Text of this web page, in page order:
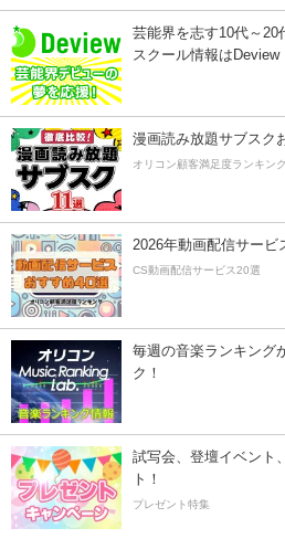
芸能界を志す10代～20
スクール情報はDeview
漫画読み放題サブスク
オリコン顧客満足度ランキン
2026年動画配信サービ
CS動画配信サービス20選
毎週の音楽ランキング
ク！
試写会、登壇イベント
ト！
プレゼント特集